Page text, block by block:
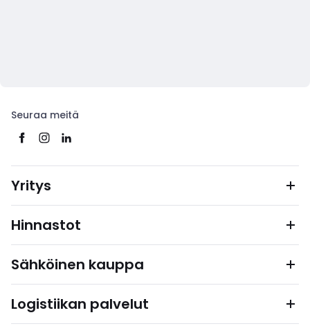
Seuraa meitä
Yritys
Hinnastot
Sähköinen kauppa
Logistiikan palvelut